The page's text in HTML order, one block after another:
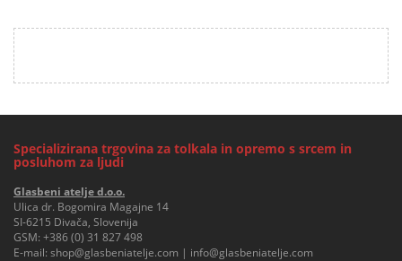
Specializirana trgovina za tolkala in opremo s srcem in
posluhom za ljudi
Glasbeni atelje d.o.o.
Ulica dr. Bogomira Magajne 14
SI-6215 Divača, Slovenija
GSM: +386 (0) 31 827 498
E-mail: shop@glasbeniatelje.com | info@glasbeniatelje.com